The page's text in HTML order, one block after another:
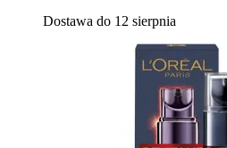
Dostawa do 12 sierpnia